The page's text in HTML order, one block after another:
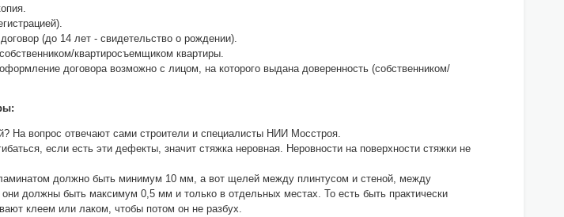
(до 14 лет - свидетельство о рождении).
квартиросъемщиком квартиры.
договора возможно с лицом, на которого выдана доверенность (собственником/
На вопрос отвечают сами строители и специалисты НИИ Мосстроя.
если есть эти дефекты, значит стяжка неровная. Неровности на поверхности стяжки не
должно быть минимум 10 мм, а вот щелей между плинтусом и стеной, между
должны быть максимум 0,5 мм и только в отдельных местах. То есть быть практически
клеем или лаком, чтобы потом он не разбух.